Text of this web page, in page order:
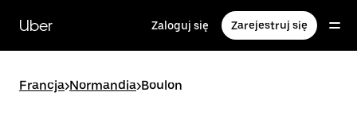
głównej
zawartości
Uber Zaloguj się Zarejestruj się
Francja>Normandia>Boulon